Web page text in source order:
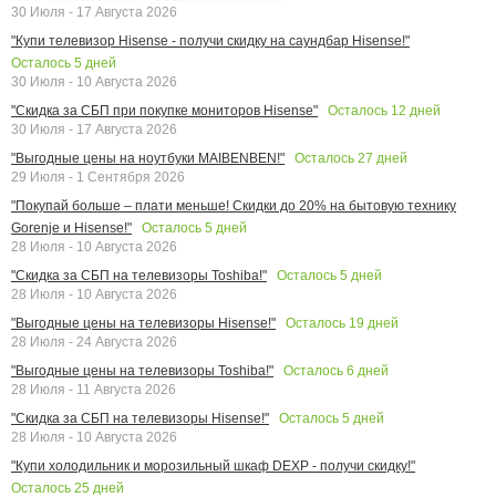
30 Июля - 17 Августа 2026
"Купи телевизор Hisense - получи скидку на саундбар Hisense!"
Осталось 5 дней
30 Июля - 10 Августа 2026
"Скидка за СБП при покупке мониторов Hisense"
Осталось 12 дней
30 Июля - 17 Августа 2026
"Выгодные цены на ноутбуки MAIBENBEN!"
Осталось 27 дней
29 Июля - 1 Сентября 2026
"Покупай больше – плати меньше! Скидки до 20% на бытовую технику
Gorenje и Hisense!"
Осталось 5 дней
28 Июля - 10 Августа 2026
"Скидка за СБП на телевизоры Toshiba!"
Осталось 5 дней
28 Июля - 10 Августа 2026
"Выгодные цены на телевизоры Hisense!"
Осталось 19 дней
28 Июля - 24 Августа 2026
"Выгодные цены на телевизоры Toshiba!"
Осталось 6 дней
28 Июля - 11 Августа 2026
"Скидка за СБП на телевизоры Hisense!"
Осталось 5 дней
28 Июля - 10 Августа 2026
"Купи холодильник и морозильный шкаф DEXP - получи скидку!"
Осталось 25 дней